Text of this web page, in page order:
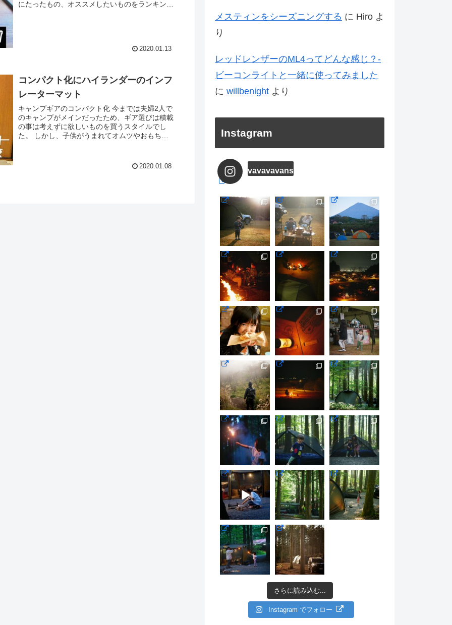
にたったもの、オススメしたいものをランキング
2020.01.13
コンパクト化にハイランダーのインフ
レーターマット
キャンプギアのコンパクト化 今までは夫婦2人で
のキャンプがメインだったため、ギア選びは積載
の事は考えずに欲しいものを買うスタイルでし
た。 しかし、子供がうまれてオムツやおもちゃ
2020.01.08
メスティンをシーズニングする に Hiro よ
り
レッドレンザーのML4ってどんな感じ？-
ビーコンライトと一緒に使ってみました
に willbenight より
Instagram
vavavavans
さらに読み込む...
Instagram でフォロー